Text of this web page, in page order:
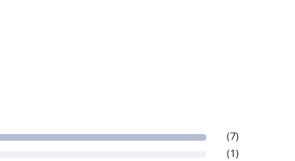
(7)
(1)